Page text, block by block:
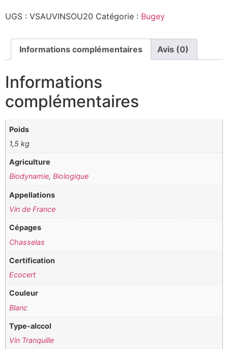
La
VDF
(Savoie)
Blanc
75cL
UGS : VSAUVINSOU20 Catégorie : Bugey
Informations complémentaires Avis (0)
Informations
complémentaires
Poids
1,5 kg
Agriculture
Biodynamie,Biologique
Appellations
Vin de France
Cépages
Chasselas
Certification
Ecocert
Couleur
Blanc
Type-alccol
Vin Tranquille